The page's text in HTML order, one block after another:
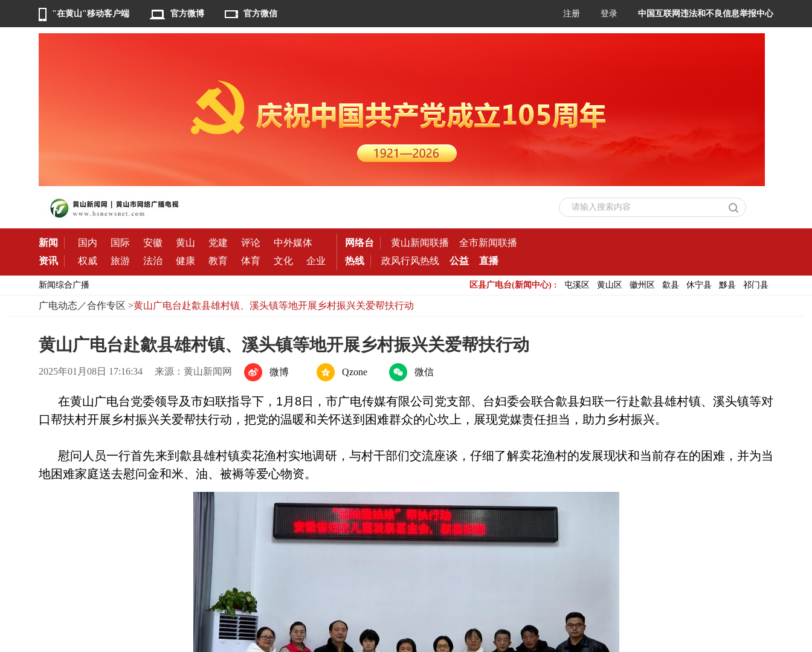
"在黄山"移动客户端 官方微博 官方微信 注册 登录 中国互联网违法和不良信息举报中心
请输入搜索内容
新闻 国内 国际 安徽 黄山 党建 评论
中外媒体
资讯
权威 旅游 法治 健康 教育 体育 文化 企业
网络台 黄山新闻联播
全市新闻联播
热线
政风行风热线 公益 直播
新闻综合广播 区县广电台(新闻中心) : 屯溪区 黄山区 徽州区 歙县 休宁县 黟县 祁门县
广电动态／合作专区 >黄山广电台赴歙县雄村镇、溪头镇等地开展乡村振兴关爱帮扶行动
黄山广电台赴歙县雄村镇、溪头镇等地开展乡村振兴关爱帮扶行动
2025年01月08日 17:16:34 来源：黄山新闻网 微博 Qzone 微信
在黄山广电台党委领导及市妇联指导下，1月8日，市广电传媒有限公司党支部、台妇委会联合歙县妇联一行赴歙县雄村镇、溪头镇等对
口帮扶村开展乡村振兴关爱帮扶行动，把党的温暖和关怀送到困难群众的心坎上，展现党媒责任担当，助力乡村振兴。
慰问人员一行首先来到歙县雄村镇卖花渔村实地调研，与村干部们交流座谈，仔细了解卖花渔村的发展现状和当前存在的困难，并为当
地困难家庭送去慰问金和米、油、被褥等爱心物资。